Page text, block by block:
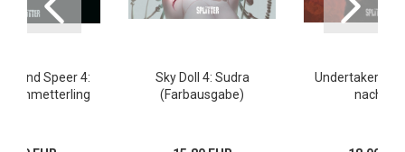
und Speer 4:
Schmetterling
Sky Doll 4: Sudra
(Farbausgabe)
Undertaker 8:
nach Oz